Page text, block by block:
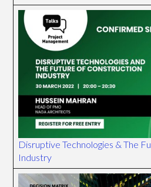
Disruptive Technologies & The
Industry